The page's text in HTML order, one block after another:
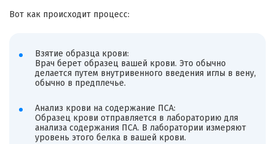
Вот как происходит процесс:
Взятие образца крови:
Врач берет образец вашей крови. Это обычно
делается путем внутривенного введения иглы в вену,
обычно в предплечье.
Анализ крови на содержание ПСА:
Образец крови отправляется в лабораторию для
анализа содержания ПСА. В лаборатории измеряют
уровень этого белка в вашей крови.